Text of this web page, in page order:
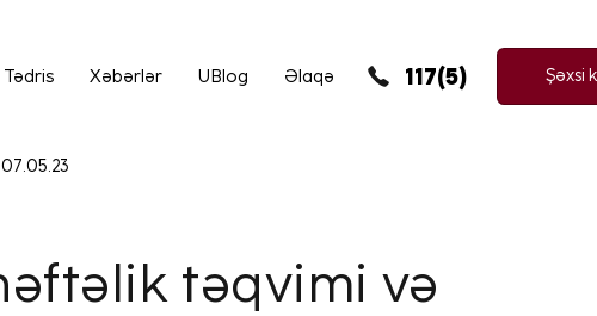
Tədris Xəbərlər UBlog Əlaqə 117(5) Şəxsi
təqvimi və